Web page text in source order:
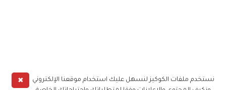
✖
نستخدم ملفات الكوكيز لنسهل عليك استخدام موقعنا الإلكتروني